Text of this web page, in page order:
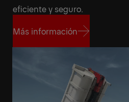
eficiente y seguro.
Más información
Más información